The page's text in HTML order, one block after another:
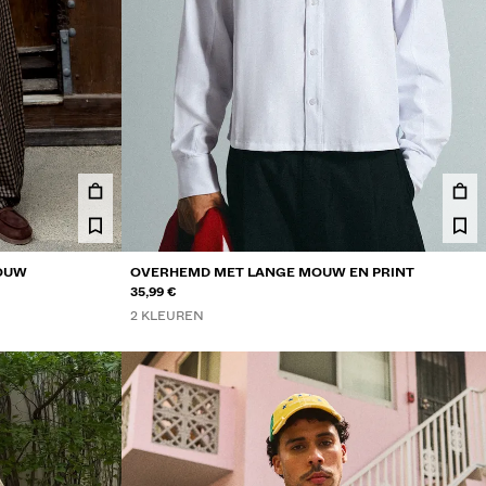
OVERHEMD MET LANGE MOUW EN PRINT
35,99 €
2 KLEUREN